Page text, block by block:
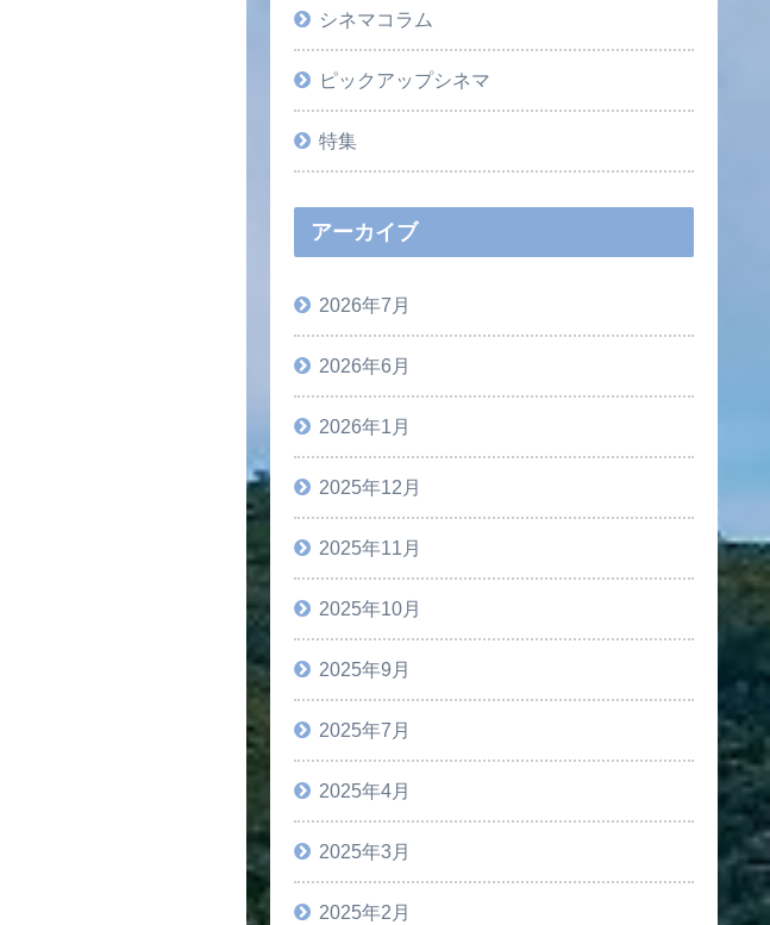
シネマコラム
ピックアップシネマ
特集
アーカイブ
2026年7月
2026年6月
2026年1月
2025年12月
2025年11月
2025年10月
2025年9月
2025年7月
2025年4月
2025年3月
2025年2月